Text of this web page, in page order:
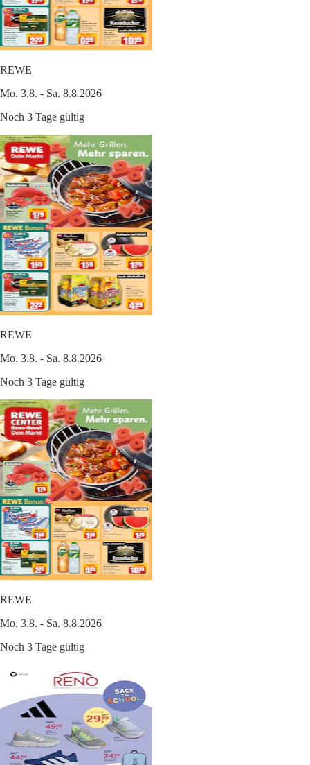
REWE
Mo. 3.8. - Sa. 8.8.2026
Noch 3 Tage gültig
REWE
Mo. 3.8. - Sa. 8.8.2026
Noch 3 Tage gültig
REWE
Mo. 3.8. - Sa. 8.8.2026
Noch 3 Tage gültig